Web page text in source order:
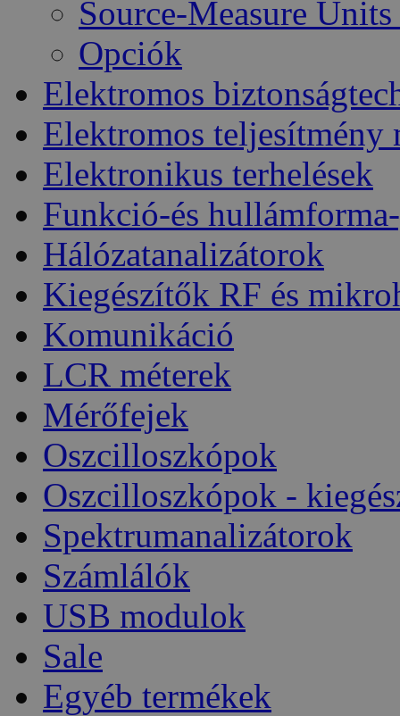
Source-Measure
Opciók
Elektromos
Elektromos teljesítmény
Elektronikus terhelések
Funkció-és
Hálózatanalizátorok
Kiegészítők RF és
Komunikáció
LCR méterek
Mérőfejek
Oszcilloszkópok
Oszcilloszkópok -
Spektrumanalizátorok
Számlálók
USB modulok
Sale
Egyéb termékek